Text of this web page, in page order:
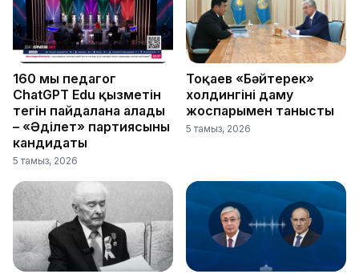
160 мың педагог
ChatGPT Edu қызметін
тегін пайдалана алады
– «Әділет» партиясының
кандидаты
5 тамыз, 2026
Тоқаев «Бәйтерек»
холдингінің даму
жоспарымен танысты
5 тамыз, 2026